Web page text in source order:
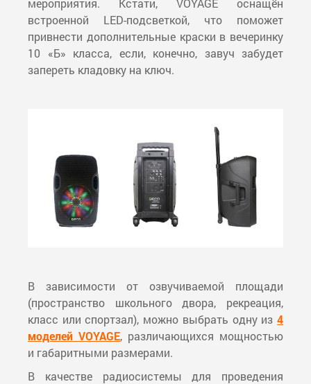
мероприятия. Кстати, VOYAGE оснащён
встроенной LED-подсветкой, что поможет
привнести дополнительные краски в вечеринку
10 «Б» класса, если, конечно, завуч забудет
запереть кладовку на ключ.
В зависимости от озвучиваемой площади
(пространство школьного двора, рекреация,
класс или спортзал), можно выбрать одну из 4
моделей VOYAGE, различающихся мощностью
и габаритными размерами.
В качестве радиосистемы для проведения